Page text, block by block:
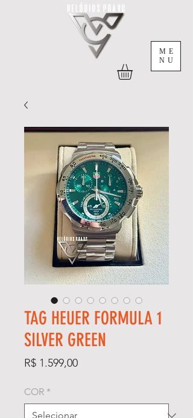
ME
NU
TAG HEUER FORMULA 1
SILVER GREEN
R$ 1.599,00Preço
COR *